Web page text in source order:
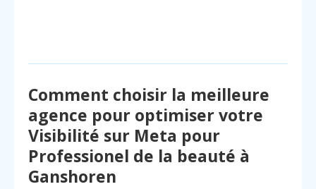
Comment choisir la meilleure
agence pour optimiser votre
Visibilité sur Meta pour
Professionel de la beauté à
Ganshoren